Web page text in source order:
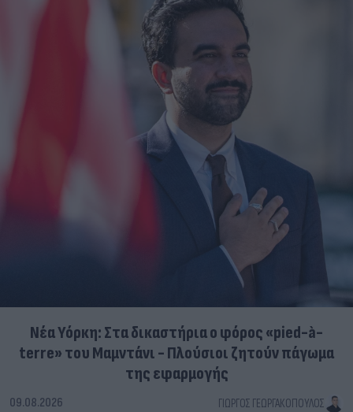
Νέα Υόρκη: Στα δικαστήρια ο φόρος «pied-à-
terre» του Μαμντάνι - Πλούσιοι ζητούν πάγωμα
της εφαρμογής
09.08.2026 ΓΙΏΡΓΟΣ ΓΕΩΡΓΑΚΌΠΟΥΛΟΣ